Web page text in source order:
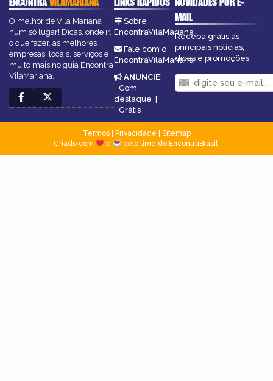
O melhor de Vila Mariana
num só lugar! Dicas, onde ir,
o que fazer, as melhores
empresas, locais, serviços e
muito mais no guia Encontra
VilaMariana.
Sobre
EncontraVilaMariana
Fale com o
EncontraVilaMariana
ANUNCIE:
Com
destaque
Grátis
MAIL
Receba grátis as
principais notícias,
dicas e promoções
Termos| Privacidade
Sitemap
Criado com
e pelo time do EncontraBrasil